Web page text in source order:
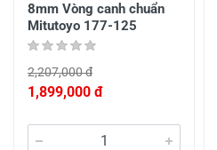
8mm Vòng canh chuẩn
Mitutoyo 177-125
2,207,000 đ
1,899,000 đ